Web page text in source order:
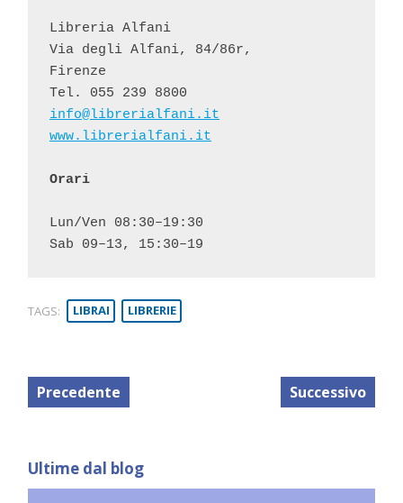
Libreria Alfani
Via degli Alfani, 84/86r,
Firenze
info@librerialfani.it
www.librerialfani.it
Orari
Lun/Ven 08:30–19:30
Sab 09–13, 15:30–19
TAGS: LIBRAI LIBRERIE
Precedente Successivo
Ultime dal blog